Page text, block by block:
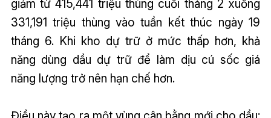
giảm từ 415,441 triệu thùng cuối tháng 2 xuống
331,191 triệu thùng vào tuần kết thúc ngày 19
tháng 6. Khi kho dự trữ ở mức thấp hơn, khả
năng dùng dầu dự trữ để làm dịu cú sốc giá
năng lượng trở nên hạn chế hơn.